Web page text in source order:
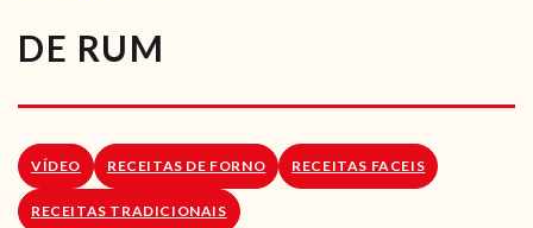
RECEITAS VEGGIE
SOBRE NÓS
DE RUM
VÍDEO RECEITAS DE FORNO RECEITAS FACEIS
RECEITAS TRADICIONAIS